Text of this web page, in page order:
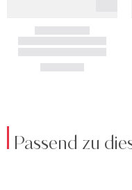
Passend zu